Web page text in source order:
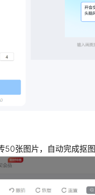
张图片，自动完成抠